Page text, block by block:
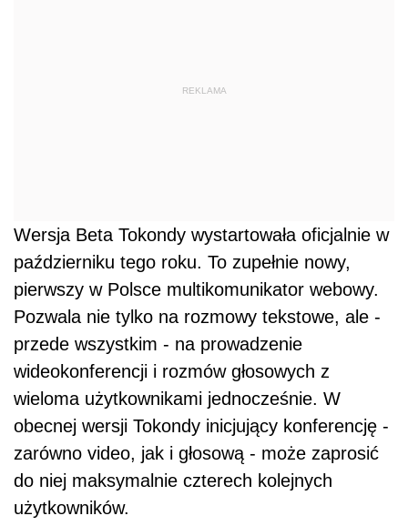
REKLAMA
Wersja Beta Tokondy wystartowała oficjalnie w
październiku tego roku. To zupełnie nowy,
pierwszy w Polsce multikomunikator webowy.
Pozwala nie tylko na rozmowy tekstowe, ale -
przede wszystkim - na prowadzenie
wideokonferencji i rozmów głosowych z
wieloma użytkownikami jednocześnie. W
obecnej wersji Tokondy inicjujący konferencję -
zarówno video, jak i głosową - może zaprosić
do niej maksymalnie czterech kolejnych
użytkowników.